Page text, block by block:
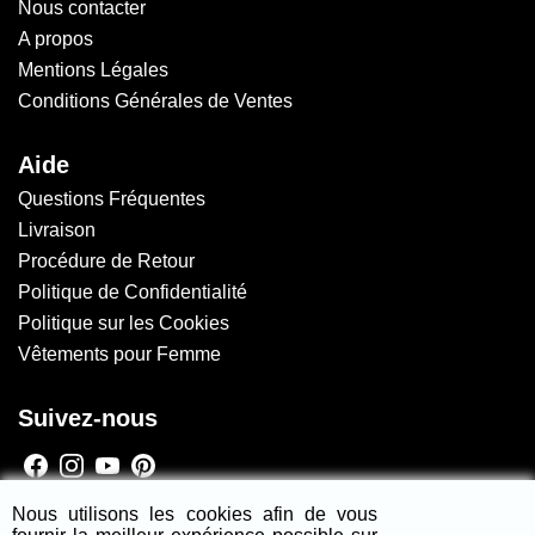
Nous contacter
A propos
Mentions Légales
Conditions Générales de Ventes
Aide
Questions Fréquentes
Livraison
Procédure de Retour
Politique de Confidentialité
Politique sur les Cookies
Vêtements pour Femme
Suivez-nous
Newsletter
Nous utilisons les cookies afin de vous